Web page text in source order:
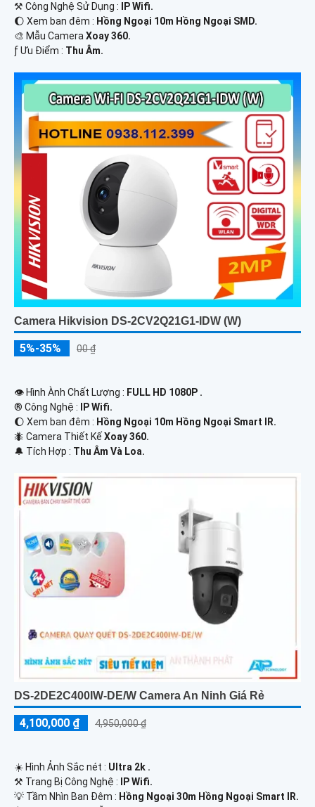
⚒ Công Nghệ Sử Dụng :
IP Wifi.
🌔 Xem ban đêm : Hồng Ngoại 10m Hồng Ngoại SMD.
🎨 Mẫu CameraXoay 360.
️ƒ Ưu Điểm : Thu Âm.
Camera Hikvision DS-2CV2Q21G1-IDW (W)
5%-35% 00 ₫
👁 Hình Ành Chất Lượng : FULL HD 1080P .
®️ Công Nghệ :
IP Wifi.
🌔 Xem ban đêm : Hồng Ngoại 10m Hồng Ngoại Smart IR.
🐜 Camera Thiết Kế Xoay 360.
️🔔 Tích Hợp : Thu Âm Và Loa.
DS-2DE2C400IW-DE/W Camera An Ninh Giá Rẻ
4,100,000 ₫ 4,950,000 ₫
☀️ Hình Ảnh Sắc nét : Ultra 2k .
⚒ Trang Bị Công Nghệ :
IP Wifi.
💡 Tầm Nhìn Ban Đêm : Hồng Ngoại 30m Hồng Ngoại Smart IR.